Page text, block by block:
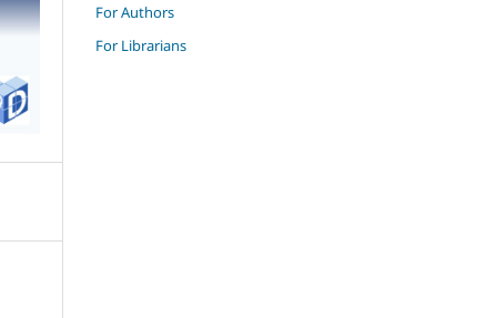
For Authors
For Librarians